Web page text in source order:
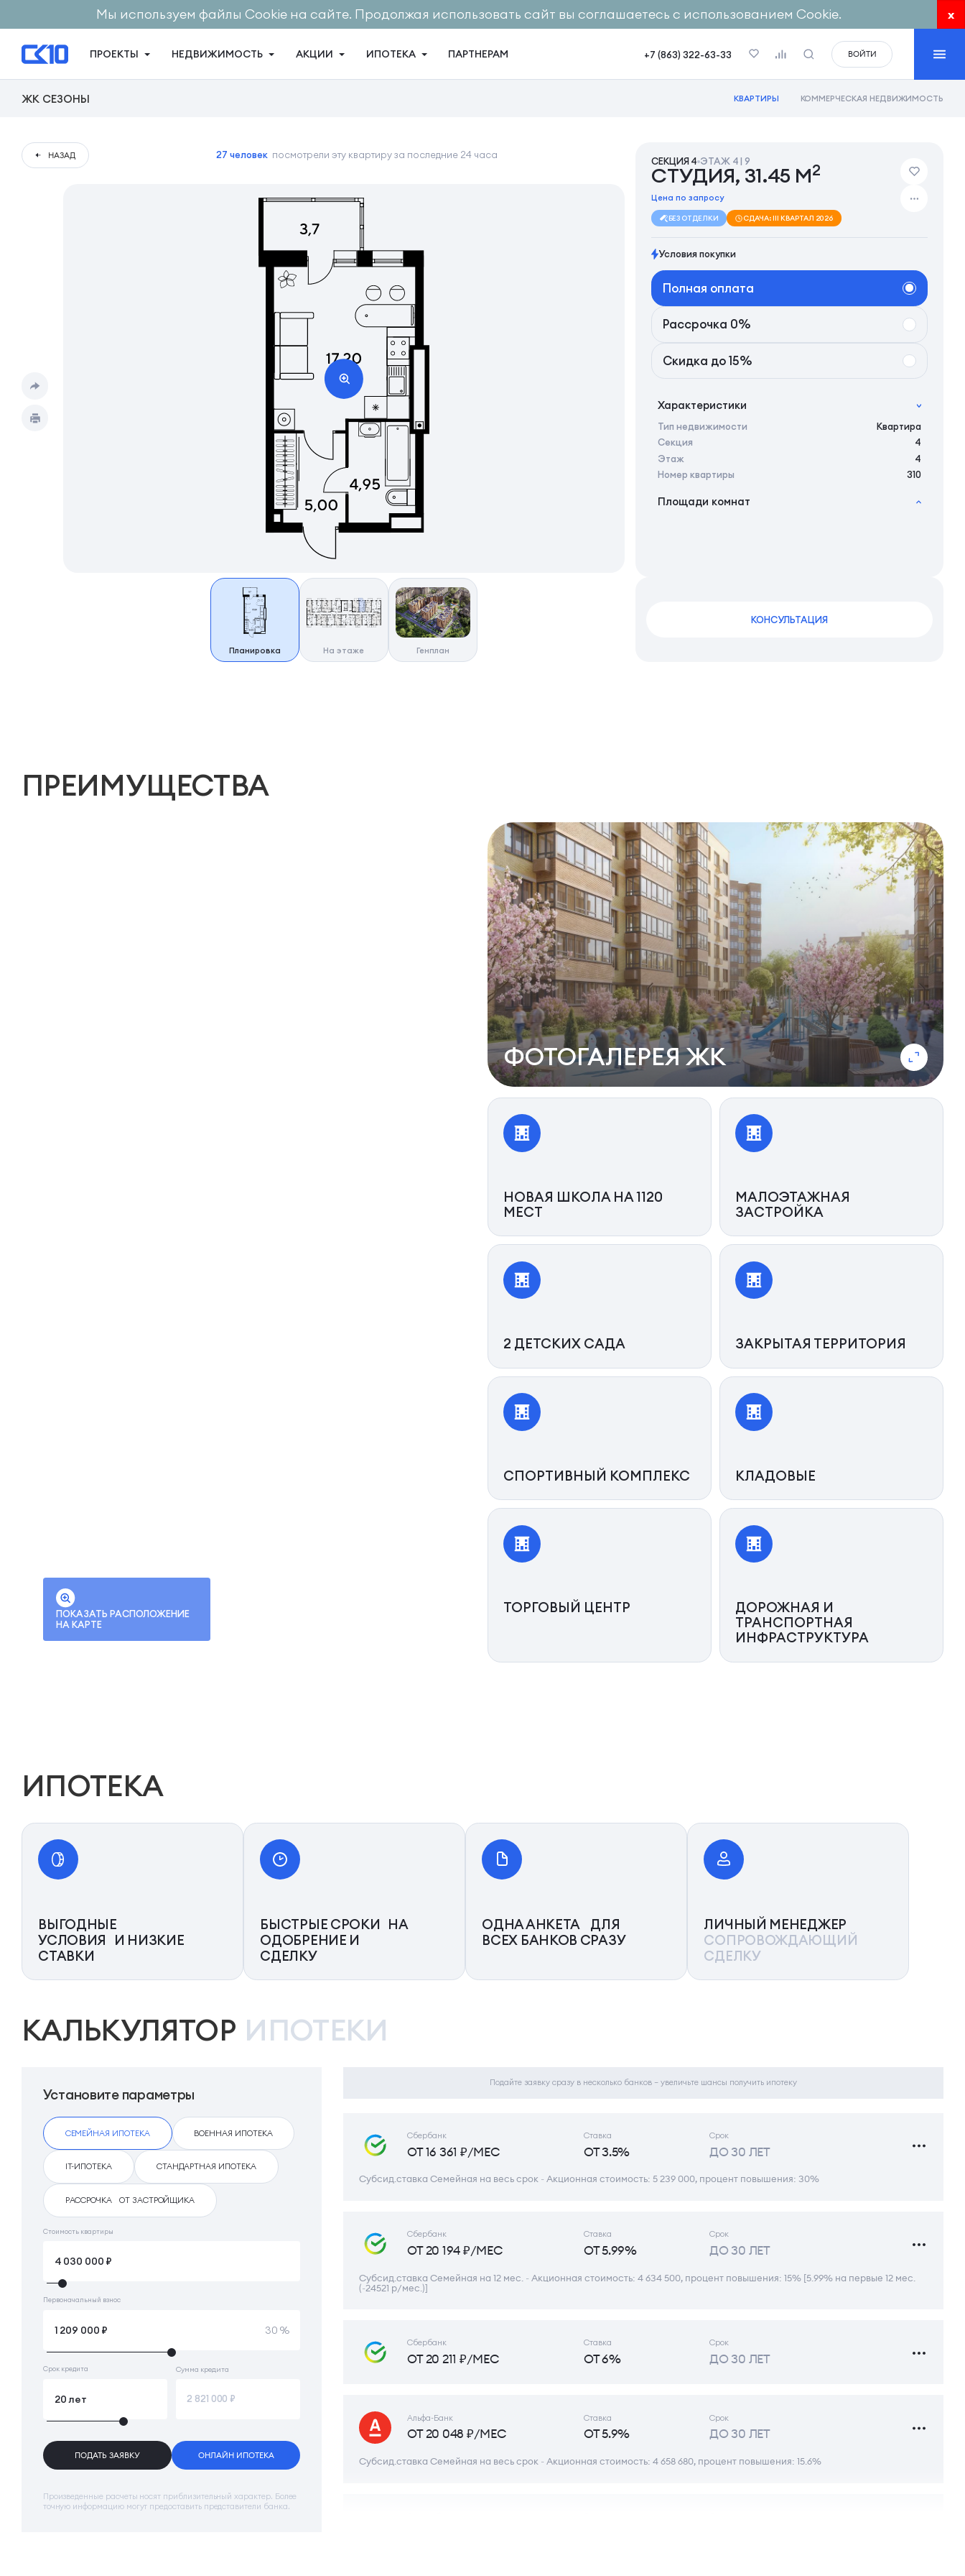
Мы используем файлы Cookie на сайте. Продолжая использовать сайт вы соглашаетесь с использованием Cookie. x
ПРОЕКТЫ НЕДВИЖИМОСТЬ АКЦИИ ИПОТЕКА ПАРТНЕРАМ +7 (863) 322-63-33 ВОЙТИ
ЖК СЕЗОНЫ КВАРТИРЫ КОММЕРЧЕСКАЯ НЕДВИЖИМОСТЬ
НАЗАД 27 человек посмотрели эту квартиру за последние 24 часа
Планировка На этаже Генплан
СЕКЦИЯ 4 ЭТАЖ 4 | 9
СТУДИЯ, 31.45 М2
Цена по запросу
БЕЗ ОТДЕЛКИ СДАЧА: III КВАРТАЛ 2026
Условия покупки
Полная оплата
Рассрочка 0%
Скидка до 15%
Характеристики
Тип недвижимости
Квартира
Секция
4
Этаж
4
Номер квартиры
310
Площади комнат
КОНСУЛЬТАЦИЯ
ПРЕИМУЩЕСТВА
ПОКАЗАТЬ РАСПОЛОЖЕНИЕ
НА КАРТЕ
ФОТОГАЛЕРЕЯ ЖК
НОВАЯ ШКОЛА НА 1120
МЕСТ
МАЛОЭТАЖНАЯ
ЗАСТРОЙКА
2 ДЕТСКИХ САДА ЗАКРЫТАЯ ТЕРРИТОРИЯ
СПОРТИВНЫЙ КОМПЛЕКС КЛАДОВЫЕ
ТОРГОВЫЙ ЦЕНТР
ДОРОЖНАЯ И
ТРАНСПОРТНАЯ
ИНФРАСТРУКТУРА
ИПОТЕКА
ВЫГОДНЫЕ
УСЛОВИЯ И НИЗКИЕ
СТАВКИ
БЫСТРЫЕ СРОКИ НА
ОДОБРЕНИЕ И
СДЕЛКУ
ОДНА АНКЕТА ДЛЯ
ВСЕХ БАНКОВ СРАЗУ
ЛИЧНЫЙ МЕНЕДЖЕР
СОПРОВОЖДАЮЩИЙ
СДЕЛКУ
КАЛЬКУЛЯТОР ИПОТЕКИ
Установите параметры
СЕМЕЙНАЯ ИПОТЕКА ВОЕННАЯ ИПОТЕКА
IT-ИПОТЕКА СТАНДАРТНАЯ ИПОТЕКА
РАССРОЧКА ОТ ЗАСТРОЙЩИКА
Стоимость квартиры
Первоначальный взнос
30 %
Срок кредита Сумма кредита
ПОДАТЬ ЗАЯВКУ ОНЛАЙН ИПОТЕКА
Произведенные расчеты носят приблизительный характер. Более
точную информацию могут предоставить представители банка.
Подайте заявку сразу в несколько банков – увеличьте шансы получить ипотеку
Сбербанк
ОТ 16 361 ₽/МЕС
Ставка
ОТ 3.5%
Срок
ДО 30 ЛЕТ
Субсид.ставка Семейная на весь срок ~ Акционная стоимость: 5 239 000, процент повышения: 30%
Сбербанк
ОТ 20 194 ₽/МЕС
Ставка
ОТ 5.99%
Срок
ДО 30 ЛЕТ
Субсид.ставка Семейная на 12 мес. ~ Акционная стоимость: 4 634 500, процент повышения: 15% [5.99% на первые 12 мес.
(~24521 р/мес.)]
Сбербанк
ОТ 20 211 ₽/МЕС
Ставка
ОТ 6%
Срок
ДО 30 ЛЕТ
Альфа-Банк
ОТ 20 048 ₽/МЕС
Ставка
ОТ 5.9%
Срок
ДО 30 ЛЕТ
Субсид.ставка Семейная на весь срок ~ Акционная стоимость: 4 658 680, процент повышения: 15.6%